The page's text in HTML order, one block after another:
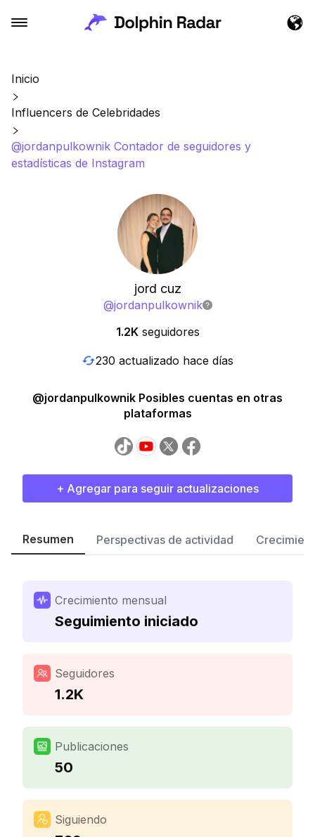
Inicio
Influencers de Celebridades
@jordanpulkownik Contador de seguidores y
estadísticas de Instagram
jord cuz
@jordanpulkownik
1.2K seguidores
230 actualizado hace días
@jordanpulkownik Posibles cuentas en otras
plataformas
+ Agregar para seguir actualizaciones
Resumen Perspectivas de actividad
Crecimiento mensual
Seguimiento iniciado
Seguidores
1.2K
Publicaciones
50
Siguiendo